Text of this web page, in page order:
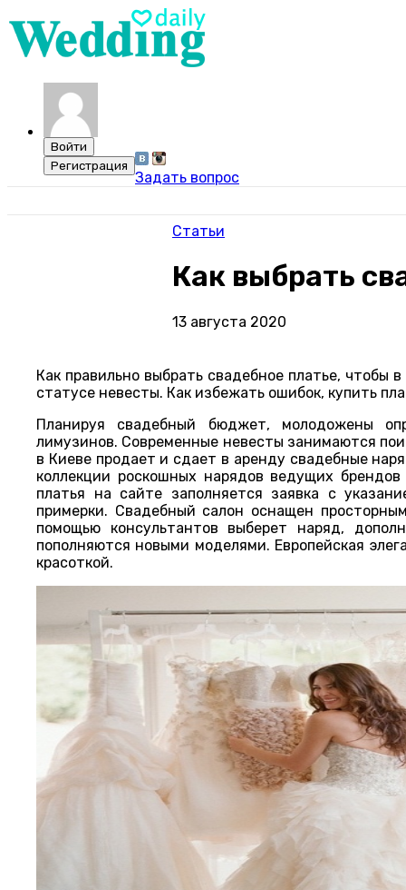
Задать вопрос
Статьи
Как выбрать
13 августа 2020
Как правильно выбрать свадебное платье, чтобы
статусе невесты. Как избежать ошибок, купить
Планируя свадебный бюджет, молодожены
лимузинов. Современные невесты занимаются
в Киеве продает и сдает в аренду свадебные
коллекции роскошных нарядов ведущих
платья на сайте заполняется заявка с
примерки. Свадебный салон оснащен
помощью консультантов выберет наряд,
пополняются новыми моделями. Европейская
красоткой.